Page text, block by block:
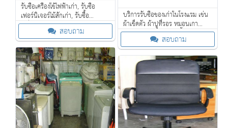
รับซื้อเครื่องใช้ไฟฟ้าเก่า, รับซื้อ
เฟอร์นิเจอร์ไม้สักเก่า, รับซื้อ
เครื่องจักรเก่าขนาดใหญ่ให้ราคาดี,
และรับซื้อของเก่าในโรงแรม ให้ราคา
ดี
สอบถาม
บริการรับซื้อของเก่าในโรงแรม เช่น
ผ้าเช็ดตัว ผ้าปูที่รอร หมอนเกา
เฟอร์นิเจอร์ โคมไฟ กาน้ำร้อน ไดร์
เป่าผม โซฟา เตียงนอน ที่นอน และ
อื่น ๆ
สอบถาม